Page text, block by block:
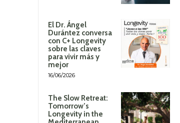
El Dr. Ángel
Durántez conversa
con C+ Longevity
sobre las claves
para vivir más y
mejor
16/06/2026
The Slow Retreat:
Tomorrow’s
Longevity in the